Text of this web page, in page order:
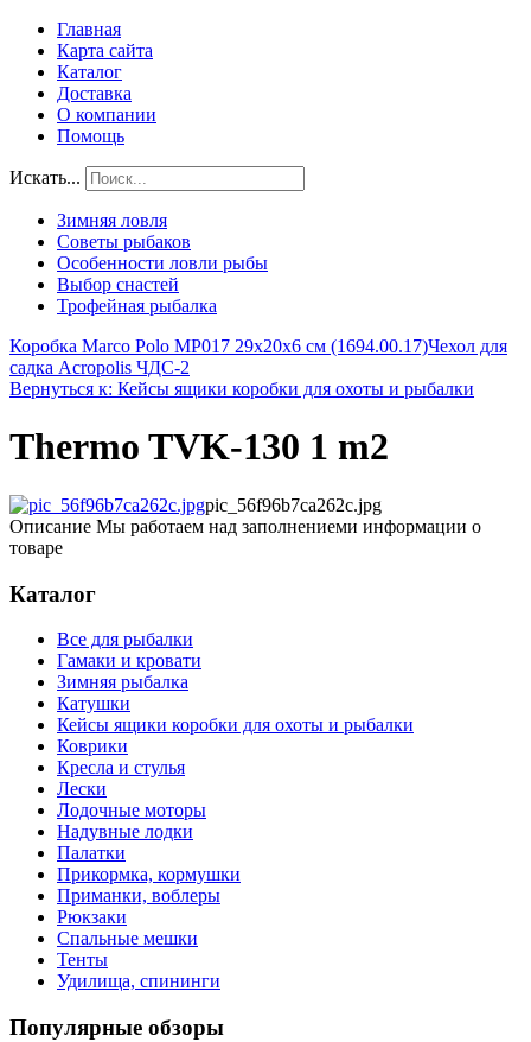
Главная
Карта сайта
Каталог
Доставка
О компании
Помощь
Искать...
Зимняя ловля
Советы рыбаков
Особенности ловли рыбы
Выбор снастей
Трофейная рыбалка
Коробка Marco Polo MP017 29х20х6 см (1694.00.17)Чехол для
садка Acropolis ЧДС-2
Вернуться к: Кейсы ящики коробки для охоты и рыбалки
Thermo TVK-130 1 m2
pic_56f96b7ca262c.jpg
Описание Мы работаем над заполнениеми информации о
товаре
Каталог
Все для рыбалки
Гамаки и кровати
Зимняя рыбалка
Катушки
Кейсы ящики коробки для охоты и рыбалки
Коврики
Кресла и стулья
Лески
Лодочные моторы
Надувные лодки
Палатки
Прикормка, кормушки
Приманки, воблеры
Рюкзаки
Спальные мешки
Тенты
Удилища, спининги
Популярные обзоры